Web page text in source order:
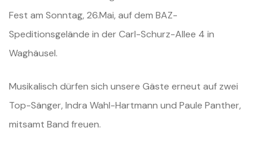
Fest am Sonntag, 26.Mai, auf dem BAZ-
Speditionsgelände in der Carl-Schurz-Allee 4 in
Waghäusel.
Musikalisch dürfen sich unsere Gäste erneut auf zwei
Top-Sänger, Indra Wahl-Hartmann und Paule Panther,
mitsamt Band freuen.